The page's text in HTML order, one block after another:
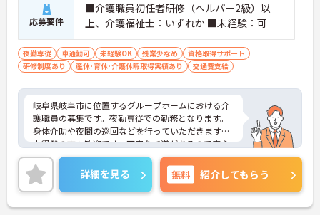
応募要件
■介護職員初任者研修（ヘルパー2級）以
上、介護福祉士：いずれか ■未経験：可
夜勤専従 車通勤可 未経験OK 残業少なめ
資格取得サポート
研修制度あり
産休･育休･介護休暇取得実績あり 交通費支給
岐阜県岐阜市に位置するグループホームにおける介
護職員の募集です。夜勤専従での勤務となります。
身体介助や夜間の巡回などを行っていただきます。
未経験の方も歓迎です。丁寧な指導があるので安心
してご勤務いただけます。また、マイカー通勤が可
能なので通勤が苦になりません。
ご興味のある方には、面接対策ポイントなど、さら
に詳細をお話しいたしますのでお気軽にご相談くだ
さい！
詳細を見る 無料 紹介してもらう